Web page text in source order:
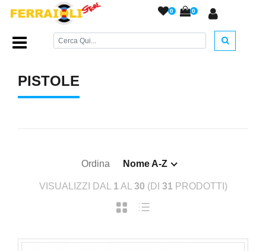
0 0
Home Page/ARMI A SALVE/Pistole/
PISTOLE
Ordina Nome A-Z
VISUALIZZI DAL 1 AL 30 (DI 31 PRODOTTI)